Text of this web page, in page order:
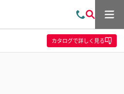
問
い
合
わ
索
メ
ュ
ー
カタログで詳しく見る